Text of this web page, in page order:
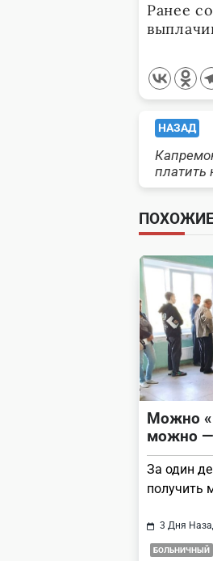
Ранее
<span
НАЗАД
платить
Можно
можно —
За один
получить
3 Дня
БОЛЬНИЧНЫЙ